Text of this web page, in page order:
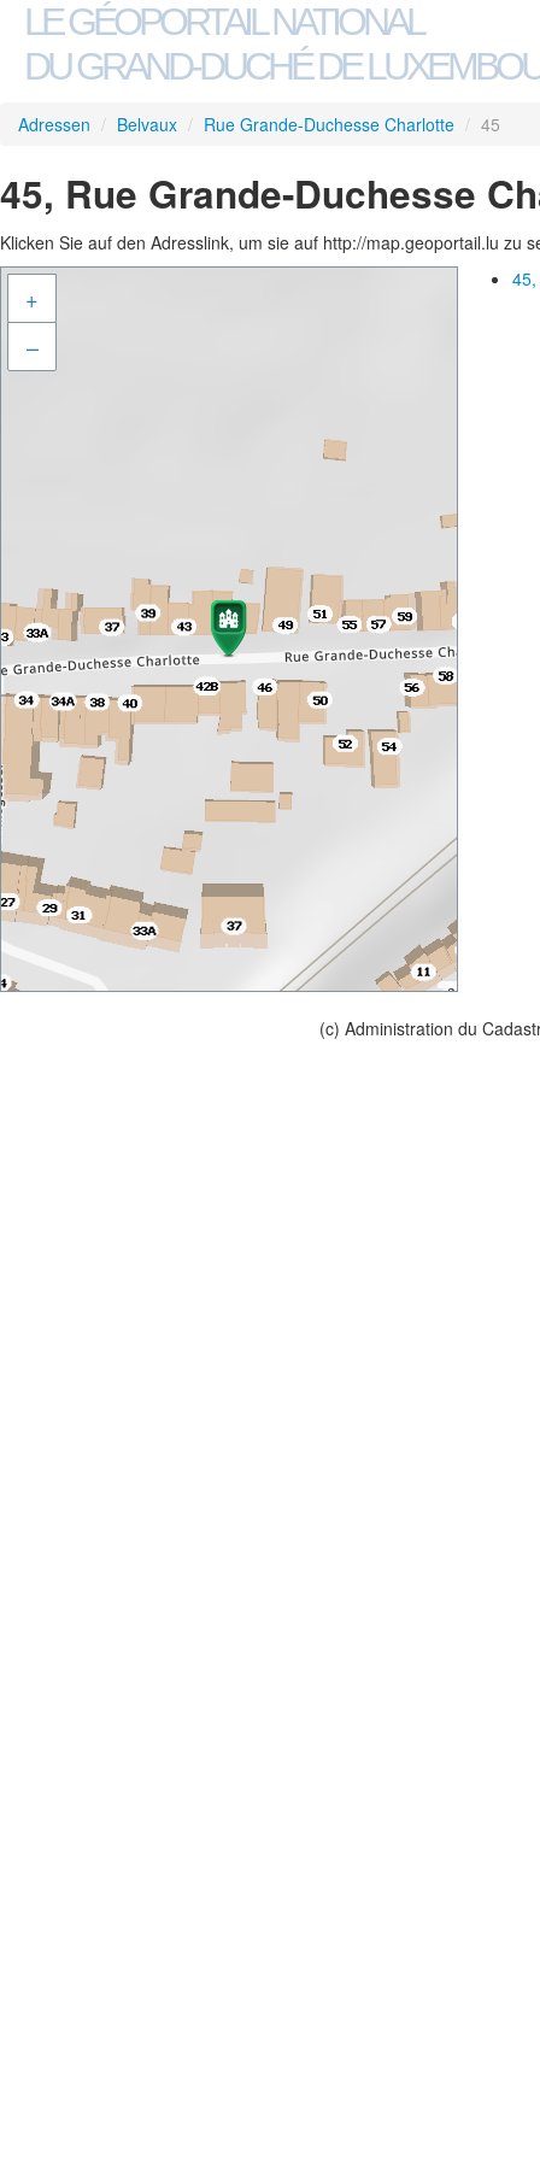
LE GÉOPORTAIL NATIONAL
DU GRAND-DUCHÉ DE
Adressen / Belvaux / Rue Grande-Duchesse Charlotte / 45
45, Rue Grande-Duchesse
Klicken Sie auf den Adresslink, um sie auf http://map.geoportail.lu zu
+
–
(c) Administration du